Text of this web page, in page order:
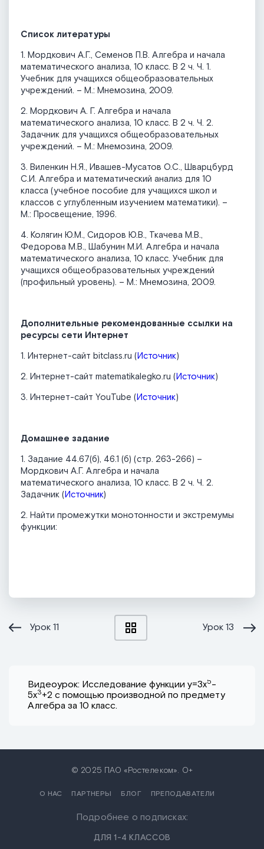
Список литературы
1. Мордкович А.Г., Семенов П.В. Алгебра и начала
математического анализа, 10 класс. В 2 ч. Ч. 1.
Учебник для учащихся общеобразовательных
учреждений. – М.: Мнемозина, 2009.
2. Мордкович А. Г. Алгебра и начала
математического анализа, 10 класс. В 2 ч. Ч. 2.
Задачник для учащихся общеобразовательных
учреждений. – М.: Мнемозина, 2009.
3. Виленкин Н.Я., Ивашев-Мусатов О.С., Шварцбурд
С.И. Алгебра и математический анализ для 10
класса (учебное пособие для учащихся школ и
классов с углубленным изучением математики). –
М.: Просвещение, 1996.
4. Колягин Ю.М., Сидоров Ю.В., Ткачева М.В.,
Федорова М.В., Шабунин М.И. Алгебра и начала
математического анализа, 10 класс. Учебник для
учащихся общеобразовательных учреждений
(профильный уровень). – М.: Мнемозина, 2009.
Дополнительные рекомендованные ссылки на
ресурсы сети Интернет
1. Интернет-сайт bitclass.ru (Источник)
2. Интернет-сайт matematikalegko.ru (Источник)
3. Интернет-сайт YouTube (Источник)
Домашнее задание
1. Задание 44.67(б), 46.1 (б) (стр. 263-266) –
Мордкович А.Г. Алгебра и начала
математического анализа, 10 класс. В 2 ч. Ч. 2.
Задачник (Источник)
2. Найти промежутки монотонности и экстремумы
функции:
Урок11 Урок13
Видеоурок: Исследование функции y=3x5-
5x3+2 с помощью производной по предмету
Алгебра за 10 класс.
© 2025 ПАО «Ростелеком». 0+
О НАС ПАРТНЕРЫ БЛОГ ПРЕПОДАВАТЕЛИ
Подробнее о подписках:
ДЛЯ 1-4 КЛАССОВ